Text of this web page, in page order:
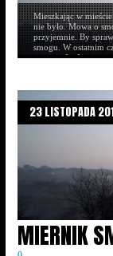
paleniskami
okazać się
jako
pokazuje
jest niska
Mieszkając w
nie było. Mowa o
przyjemnie. By
smogu. W ostatnim
pomocą […]
23 LISTOPADA
MIERNIK